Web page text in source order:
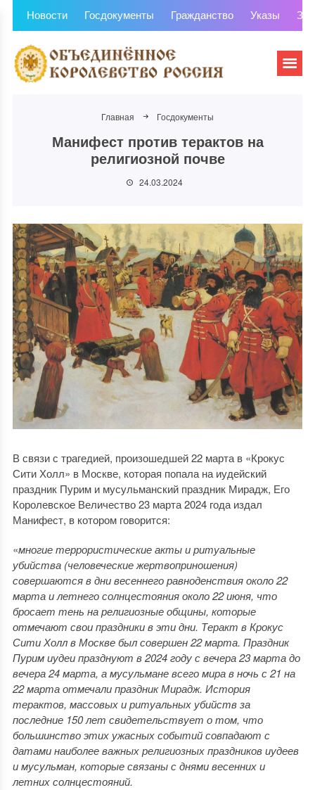
Новости Госдокументы Гражданство Указы
Главная Госдокументы
Манифест против терактов на
религиозной почве
24.03.2024
В связи с трагедией, произошедшей 22 марта в «Крокус
Сити Холл» в Москве, которая попала на иудейский
праздник Пурим и мусульманский праздник Мирадж, Его
Королевское Величество 23 марта 2024 года издал
Манифест, в котором говорится:
«многие террористические акты и ритуальные
убийства (человеческие жертвоприношения)
совершаются в дни весеннего равноденствия около 22
марта и летнего солнцестояния около 22 июня, что
бросает тень на религиозные общины, которые
отмечают свои праздники в эти дни. Теракт в Крокус
Сити Холл в Москве был совершен 22 марта. Праздник
Пурим иудеи празднуют в 2024 году с вечера 23 марта до
вечера 24 марта, а мусульмане всего мира в ночь с 21 на
22 марта отмечали праздник Мирадж. История
терактов, массовых и ритуальных убийств за
последние 150 лет свидетельствует о том, что
большинство этих ужасных событий совпадают с
датами наиболее важных религиозных праздников иудеев
и мусульман, которые связаны с днями весенних и
летних солнцестояний.